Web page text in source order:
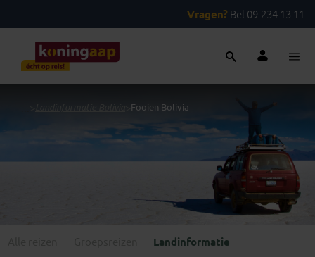
Vragen? Bel 09-234 13 11
Fooien Bolivia
Landinformatie